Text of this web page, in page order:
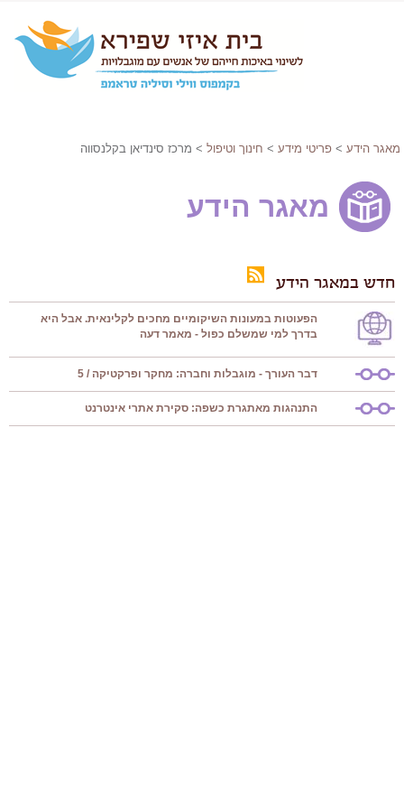
מאגר הידע > פריטי מידע > חינוך וטיפול > מרכז סינדיאן בקלנסווה
מאגר הידע
חדש במאגר הידע
הפעוטות במעונות השיקומיים מחכים לקלינאית. אבל היא
בדרך למי שמשלם כפול - מאמר דעה
דבר העורך - מוגבלות וחברה: מחקר ופרקטיקה / 5
התנהגות מאתגרת כשפה: סקירת אתרי אינטרנט